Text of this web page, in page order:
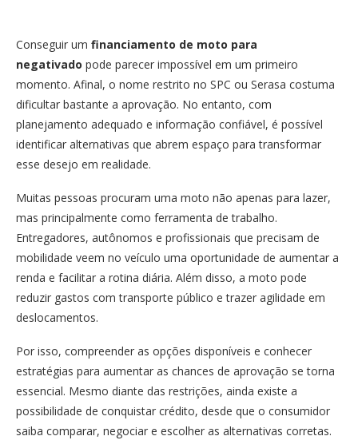
Conseguir um financiamento de moto para
negativado pode parecer impossível em um primeiro
momento. Afinal, o nome restrito no SPC ou Serasa costuma
dificultar bastante a aprovação. No entanto, com
planejamento adequado e informação confiável, é possível
identificar alternativas que abrem espaço para transformar
esse desejo em realidade.
Muitas pessoas procuram uma moto não apenas para lazer,
mas principalmente como ferramenta de trabalho.
Entregadores, autônomos e profissionais que precisam de
mobilidade veem no veículo uma oportunidade de aumentar a
renda e facilitar a rotina diária. Além disso, a moto pode
reduzir gastos com transporte público e trazer agilidade em
deslocamentos.
Por isso, compreender as opções disponíveis e conhecer
estratégias para aumentar as chances de aprovação se torna
essencial. Mesmo diante das restrições, ainda existe a
possibilidade de conquistar crédito, desde que o consumidor
saiba comparar, negociar e escolher as alternativas corretas.